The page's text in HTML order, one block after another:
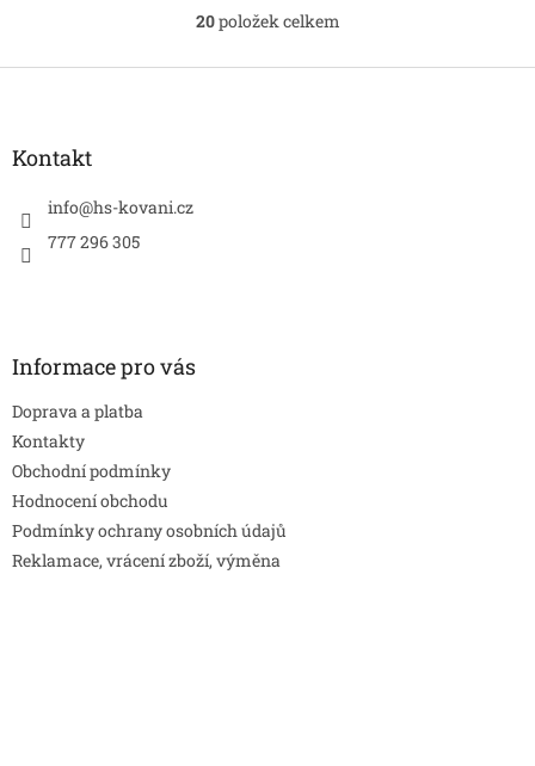
O
l
20položek celkem
Kontakt
info@hs-kovani.cz
777 296 305
Informace pro vás
Doprava a platba
Kontakty
Obchodní podmínky
Hodnocení obchodu
Podmínky ochrany osobních údajů
Reklamace, vrácení zboží, výměna